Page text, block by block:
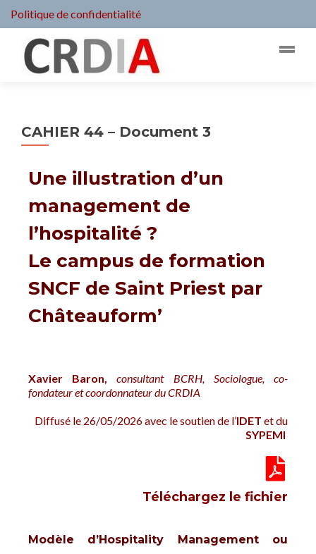
Politique de confidentialité
CAHIER 44 – Document 3
Une illustration d’un
management de
l’hospitalité ?
Le campus de formation
SNCF de Saint Priest par
Châteauform’
Xavier Baron,consultant BCRH, Sociologue, co-
fondateur et coordonnateur du CRDIA
Diffusé le 26/05/2026avec le soutien de l’IDET et du
SYPEMI
Téléchargez le fichier
Modèle d’Hospitality Management ou